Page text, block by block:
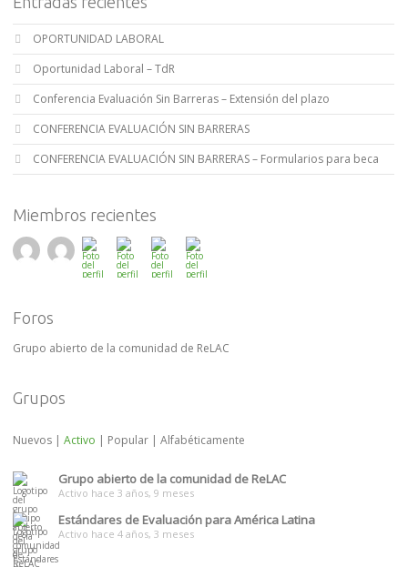
OPORTUNIDAD LABORAL
Oportunidad Laboral – TdR
Conferencia Evaluación Sin Barreras – Extensión del plazo
CONFERENCIA EVALUACIÓN SIN BARRERAS
CONFERENCIA EVALUACIÓN SIN BARRERAS – Formularios para beca
Miembros recientes
Foros
Grupo abierto de la comunidad de ReLAC
Grupos
Nuevos | Activo | Popular | Alfabéticamente
Grupo abierto de la comunidad de ReLAC
Activo hace 3 años, 9 meses
Estándares de Evaluación para América Latina
Activo hace 4 años, 3 meses